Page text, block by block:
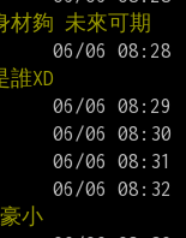
材夠 未來可期
XD
小